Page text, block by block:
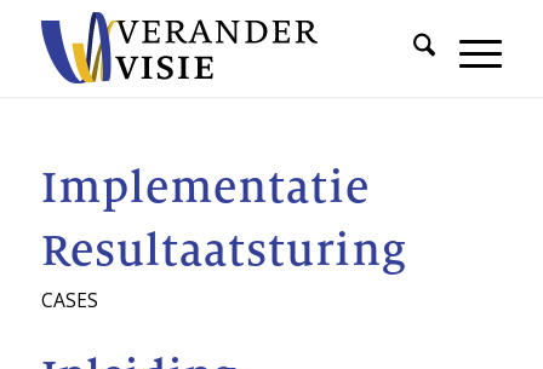
Implementatie
Resultaatsturing
CASES